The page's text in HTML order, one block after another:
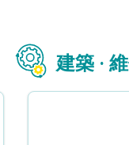
建築 ·